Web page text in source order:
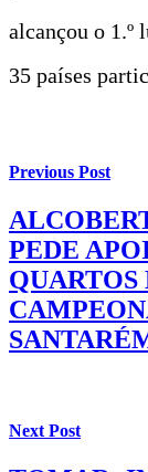
alcançou o 1.º
35 países
Previous Post
PEDE
Next Post